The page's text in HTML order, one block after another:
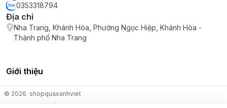
0353318794
Địa chỉ
Nha Trang, Khánh Hòa, Phường Ngọc Hiệp, Khánh Hòa -
Thành phố Nha Trang
Giới thiệu
© 2026 shopquaxanhviet